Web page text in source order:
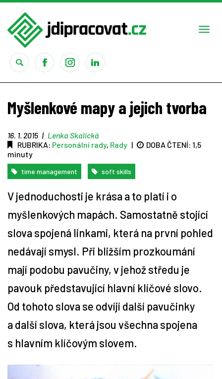
Obory
Studium
Rady
Reality show
Seriály
Tipy
Časopis
Myšlenkové mapy a jejich tvorba
16. 1. 2015 | Lenka Skalická
RUBRIKA: Personální rady, Rady | DOBA ČTENÍ: 1,5
minuty
time management soft skills
V jednoduchosti je krása a to platí i o
myšlenkových mapách. Samostatně stojící
slova spojená linkami, která na první pohled
nedávají smysl. Při bližším prozkoumání
mají podobu pavučiny, v jehož středu je
pavouk představující hlavní klíčové slovo.
Od tohoto slova se odvíjí další pavučinky
a další slova, která jsou všechna spojena
s hlavním klíčovým slovem.